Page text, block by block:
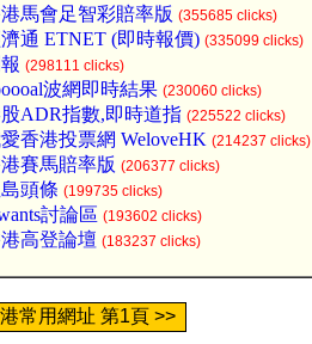
馬會足智彩賠率版 (355685 clicks)
通 ETNET (即時報價) (335099 clicks)
(298111 clicks)
波網即時結果 (230060 clicks)
ADR指數,即時道指 (225522 clicks)
香港投票網 WeloveHK (214237 clicks)
賽馬賠率版 (206377 clicks)
頭條 (199735 clicks)
討論區 (193602 clicks)
高登論壇 (183237 clicks)
常用網址 第1頁 >>